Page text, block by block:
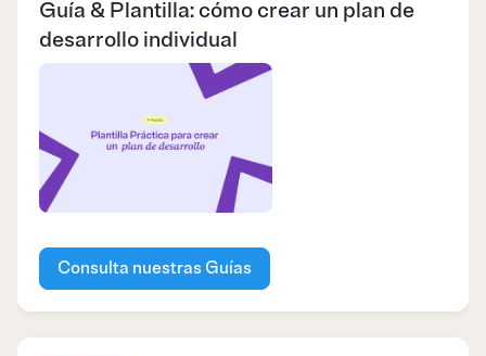
Guía & Plantilla: cómo crear un plan de
desarrollo individual
Consulta nuestras Guías